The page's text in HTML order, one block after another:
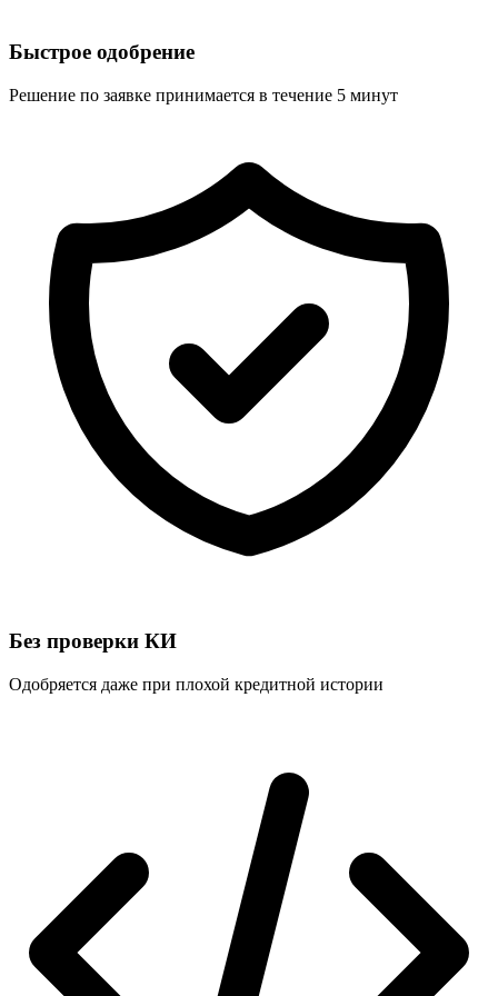
Быстрое одобрение
Решение по заявке принимается в течение 5 минут
Без проверки КИ
Одобряется даже при плохой кредитной истории